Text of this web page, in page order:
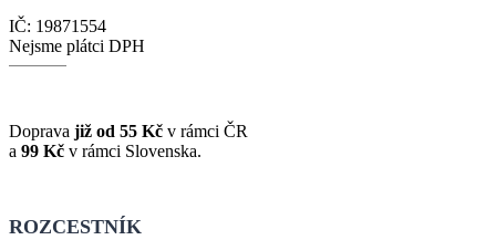
IČ: 19871554
Nejsme plátci DPH
Doprava již od 55 Kč v rámci ČR
a 99 Kč v rámci Slovenska.
ROZCESTNÍK